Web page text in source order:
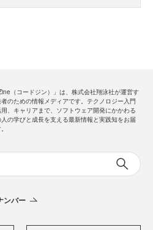
（コードジン）」は、株式会社翔泳社が運営す
のための情報メディアです。テクノロジー入門
、キャリアまで、ソフトウェア開発にかかわる
の学びと成長を支える最新情報と実践知をお届
ンバー